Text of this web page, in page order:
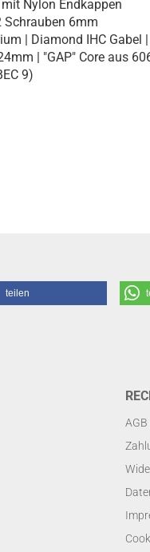
Nylon Endkappen
6mm
| Diamond IHC
| "GAP" Core aus
9)
teilen